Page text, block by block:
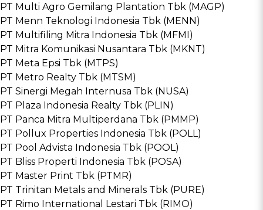
PT Multi Agro Gemilang Plantation Tbk (MAGP)
PT Menn Teknologi Indonesia Tbk (MENN)
PT Multifiling Mitra Indonesia Tbk (MFMI)
PT Mitra Komunikasi Nusantara Tbk (MKNT)
PT Meta Epsi Tbk (MTPS)
PT Metro Realty Tbk (MTSM)
PT Sinergi Megah Internusa Tbk (NUSA)
PT Plaza Indonesia Realty Tbk (PLIN)
PT Panca Mitra Multiperdana Tbk (PMMP)
PT Pollux Properties Indonesia Tbk (POLL)
PT Pool Advista Indonesia Tbk (POOL)
PT Bliss Properti Indonesia Tbk (POSA)
PT Master Print Tbk (PTMR)
PT Trinitan Metals and Minerals Tbk (PURE)
PT Rimo International Lestari Tbk (RIMO)